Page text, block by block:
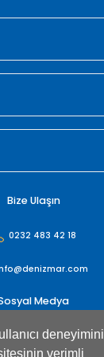
deneyimini
verimli
Bize Ulaşın
0232 483 42 18
Medya